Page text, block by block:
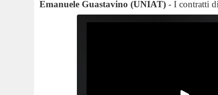
Emanuele Guastavino (UNIAT) - I contratti